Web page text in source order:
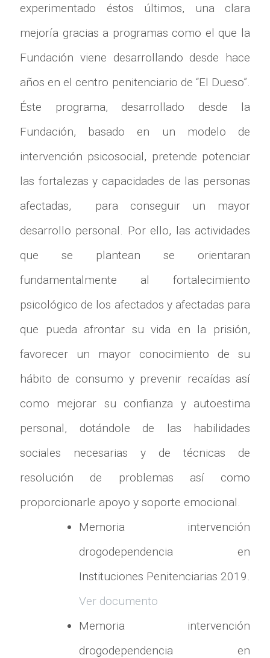
experimentado éstos últimos, una clara
mejoría gracias a programas como el que la
Fundación viene desarrollando desde hace
años en el centro penitenciario de “El Dueso”.
Éste programa, desarrollado desde la
Fundación, basado en un modelo de
intervención psicosocial, pretende potenciar
las fortalezas y capacidades de las personas
afectadas, para conseguir un mayor
desarrollo personal. Por ello, las actividades
que se plantean se orientaran
fundamentalmente al fortalecimiento
psicológico de los afectados y afectadas para
que pueda afrontar su vida en la prisión,
favorecer un mayor conocimiento de su
hábito de consumo y prevenir recaídas así
como mejorar su confianza y autoestima
personal, dotándole de las habilidades
sociales necesarias y de técnicas de
resolución de problemas así como
proporcionarle apoyo y soporte emocional.
Memoria intervención
drogodependencia en
Instituciones Penitenciarias 2019.
Ver documento
Memoria intervención
drogodependencia en